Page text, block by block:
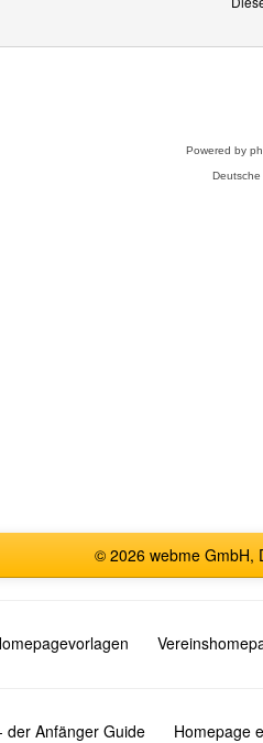
Powered by
© 2026 webme GmbH,
der Anfänger Guide Homepage